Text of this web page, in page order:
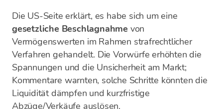
Die US-Seite erklärt, es habe sich um eine
gesetzliche Beschlagnahme von
Vermögenswerten im Rahmen strafrechtlicher
Verfahren gehandelt. Die Vorwürfe erhöhten die
Spannungen und die Unsicherheit am Markt;
Kommentare warnten, solche Schritte könnten die
Liquidität dämpfen und kurzfristige
Abzüge/Verkäufe auslösen.